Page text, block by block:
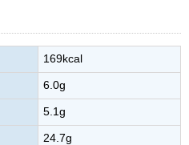
169kcal
6.0g
5.1g
24.7g